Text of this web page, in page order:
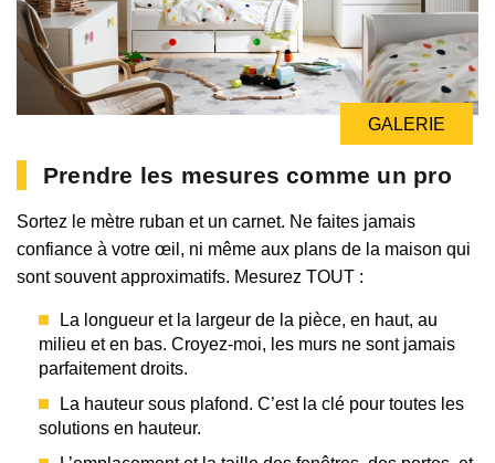
GALERIE
GALERIE
Prendre les mesures comme un pro
Sortez le mètre ruban et un carnet. Ne faites jamais
confiance à votre œil, ni même aux plans de la maison qui
sont souvent approximatifs. Mesurez TOUT :
La longueur et la largeur de la pièce, en haut, au
milieu et en bas. Croyez-moi, les murs ne sont jamais
parfaitement droits.
La hauteur sous plafond. C’est la clé pour toutes les
solutions en hauteur.